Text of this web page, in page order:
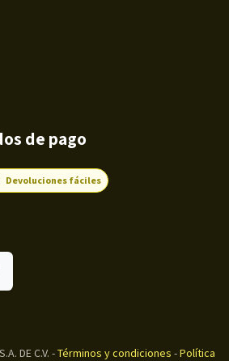
de pago
Devoluciones fáciles
DE C.V. -Términos y condiciones -Política